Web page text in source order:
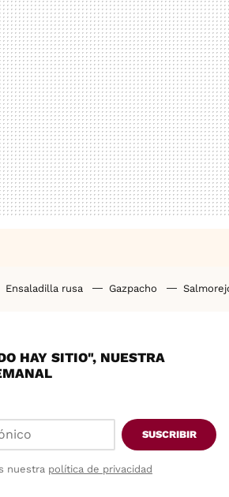
Ensaladilla rusa Gazpacho
HAY SITIO", NUESTRA
SUSCRIBIR
nuestra política de privacidad